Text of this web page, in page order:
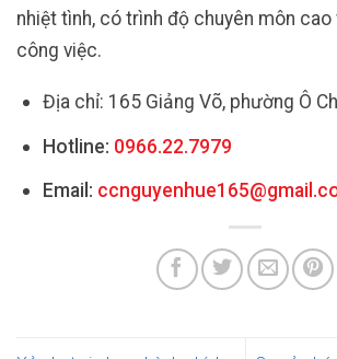
nhiệt tình, có trình độ chuyên môn
công việc.
Địa chỉ: 165 Giảng Võ, phường Ô
Hotline: 0966.22.7979
Email: